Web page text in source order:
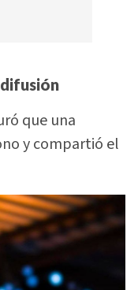
que una
y compartió el